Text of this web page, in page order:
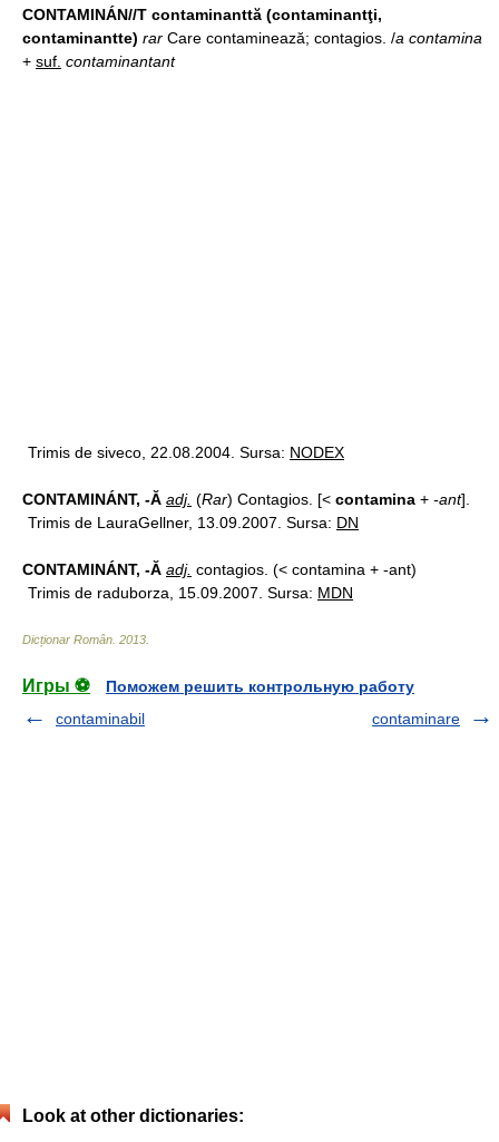
CONTAMINÁN//T contaminanttă (contaminantţi,
contaminantte) rar Care contaminează; contagios. /a contamina
+ suf. contaminantant
Trimis de siveco, 22.08.2004. Sursa: NODEX
CONTAMINÁNT, -Ă adj. (Rar) Contagios. [< contamina + -ant].
Trimis de LauraGellner, 13.09.2007. Sursa: DN
CONTAMINÁNT, -Ă adj. contagios. (< contamina + -ant)
Trimis de raduborza, 15.09.2007. Sursa: MDN
Dicționar Român 2013
Игры ⚽
Поможем решить контрольную работу
contaminabil
contaminare
Look at other dictionaries: